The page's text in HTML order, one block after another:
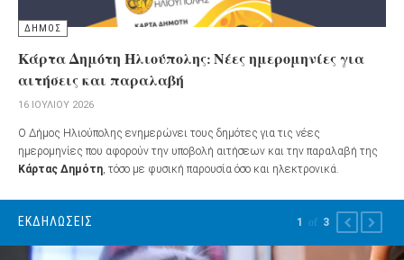
ΔΗΜΟΣ
Κάρτα Δημότη Ηλιούπολης: Νέες ημερομηνίες για
αιτήσεις και παραλαβή
16 ΙΟΥΛΊΟΥ 2026
Ο Δήμος Ηλιούπολης ενημερώνει τους δημότες για τις νέες
ημερομηνίες που αφορούν την υποβολή αιτήσεων και την παραλαβή της
Κάρτας Δημότη , τόσο με φυσική παρουσία όσο και ηλεκτρονικά.
ΕΚΔΗΛΏΣΕΙΣ 1 of 3 PREVIOUS
NEXT